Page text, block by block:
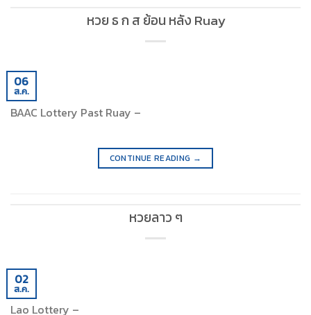
หวย ธ ก ส ย้อน หลัง Ruay
06
ส.ค.
BAAC Lottery Past Ruay –
CONTINUE READING →
หวยลาว ๆ
02
ส.ค.
Lao Lottery –